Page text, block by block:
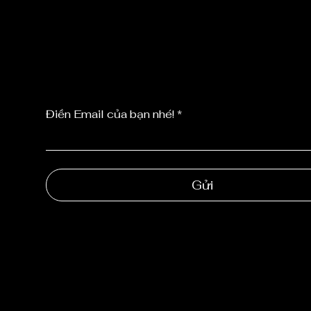
Điền Email của bạn nhé!
Gửi